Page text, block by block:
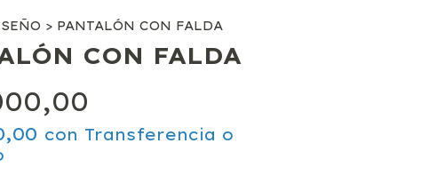
> PANTALÓN CON FALDA
CON FALDA
con Transferencia o